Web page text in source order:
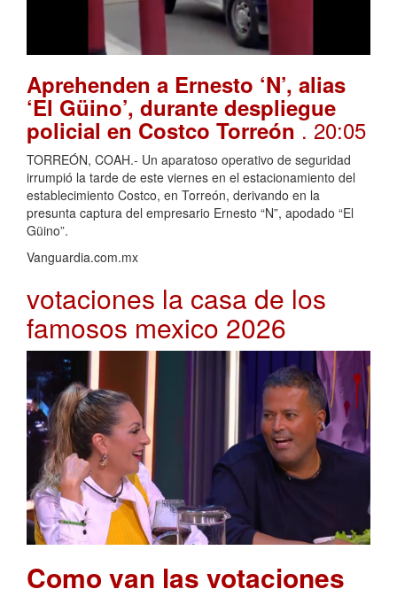
Aprehenden a Ernesto ‘N’, alias
‘El Güino’, durante despliegue
policial en Costco Torreón. 20:05
TORREÓN, COAH.- Un aparatoso operativo de seguridad
irrumpió la tarde de este viernes en el estacionamiento del
establecimiento Costco, en Torreón, derivando en la
presunta captura del empresario Ernesto “N”, apodado “El
Güino”.
Vanguardia.com.mx
votaciones la casa de los
famosos mexico 2026
Como van las votaciones